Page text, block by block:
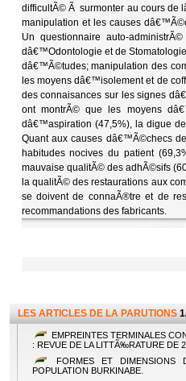
difficultÃ© Ã surmonter au cours
manipulation et les causes
Un questionnaire auto-
dâ€™Odontologie et de
dâ€™Ã©tudes; manipulation des
les moyens dâ€™isolement et de
des connaisances sur les signes
ont montrÃ© que les moyens
dâ€™aspiration (47,5%), la digue
Quant aux causes dâ€™Ã©checs
habitudes nocives du patient
mauvaise qualitÃ© des adhÃ©sifs
la qualitÃ© des restaurations aux
se doivent de connaÃ®tre et de
recommandations des fabricants.
LES ARTICLES DE LA PARUTIONS
EMPREINTES TERMINALES
: REVUE DE LA LITTÃ‰RATURE DE
FORMES ET DIMENSIONS
POPULATION BURKINABE.